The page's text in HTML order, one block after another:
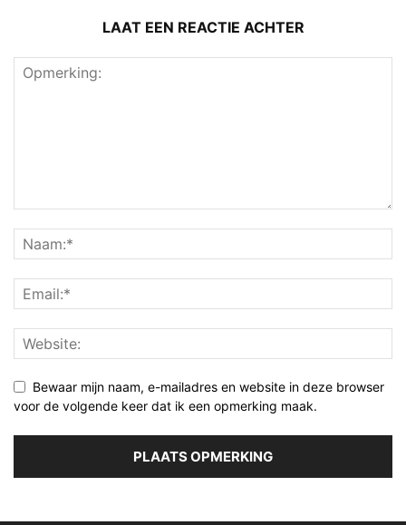
LAAT EEN REACTIE ACHTER
Bewaar mijn naam, e-mailadres en website in deze browser
voor de volgende keer dat ik een opmerking maak.